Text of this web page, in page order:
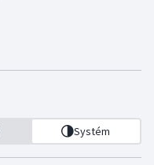
Systém